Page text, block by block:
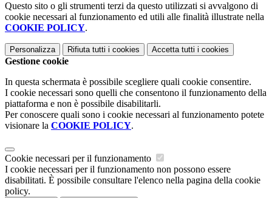
Questo sito o gli strumenti terzi da questo utilizzati si avvalgono di
cookie necessari al funzionamento ed utili alle finalità illustrate nella
COOKIE POLICY.
Personalizza Rifiuta tutti i cookies Accetta tutti i cookies
Gestione cookie
In questa schermata è possibile scegliere quali cookie consentire.
I cookie necessari sono quelli che consentono il funzionamento della
piattaforma e non è possibile disabilitarli.
Per conoscere quali sono i cookie necessari al funzionamento potete
visionare la COOKIE POLICY.
Cookie necessari per il funzionamento
I cookie necessari per il funzionamento non possono essere
disabilitati. È possibile consultare l'elenco nella pagina della cookie
policy.